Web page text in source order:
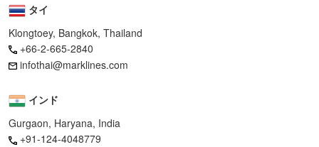
タイ
Klongtoey, Bangkok, Thailand
+66-2-665-2840
infothai@marklines.com
インド
Gurgaon, Haryana, India
+91-124-4048779